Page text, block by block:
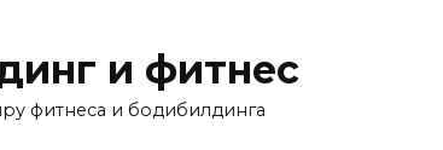
и фитнес
фитнеса и бодибилдинга